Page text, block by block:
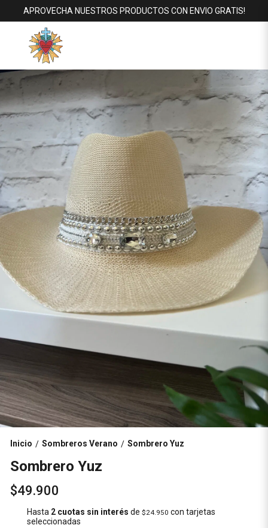
APROVECHA NUESTROS PRODUCTOS CON ENVIO GRATIS!
Inicio / Sombreros Verano / Sombrero Yuz
Sombrero Yuz
$49.900
Hasta 2 cuotas sin interés de $24.950 con tarjetas
seleccionadas